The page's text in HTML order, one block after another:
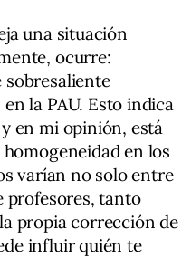
una situación
ocurre:
sobresaliente
la PAU. Esto indica
en mi opinión, está
en los
varían no solo entre
profesores, tanto
propia corrección de
influir quién te